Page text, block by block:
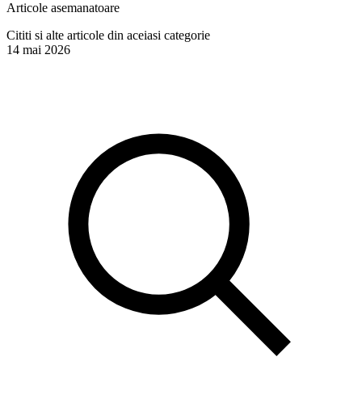
Articole asemanatoare
Cititi si alte articole din aceiasi categorie
14 mai 2026